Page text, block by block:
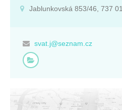
Jablunkovská 853/46, 737 01
svat.j@seznam.cz